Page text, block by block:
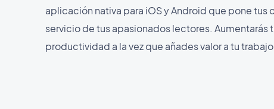
aplicación nativa para iOS y Android que pone tus
servicio de tus apasionados lectores. Aumentarás
productividad a la vez que añades valor a tu